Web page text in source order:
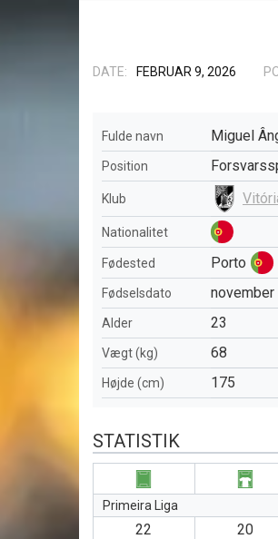
DATE: FEBRUAR 9, 2026
Fulde navn Miguel
Position
Klub
Nationalitet
Fødested Porto
Fødselsdato november
Alder 23
Vægt (kg) 68
Højde (cm) 175
STATISTIK
Primeira Liga
22 20